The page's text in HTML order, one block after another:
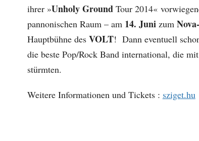
ihrer »Unholy GroundTour 2014«
pannonischen Raum – am 14. Junizum
Hauptbühne des VOLT! Dann eventuell
die beste Pop/Rock Band international, die
stürmten.
Weitere Informationen und Tickets : sziget.hu